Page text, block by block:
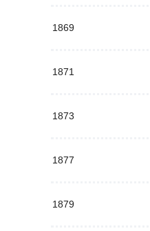
1869
1871
1873
1877
1879